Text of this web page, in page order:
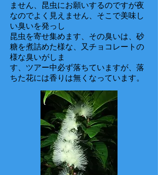
ません、昆虫にお願いするのですが夜
なのでよく見えません、そこで美味し
い臭いを発っし
昆虫を寄せ集めます、その臭いは、砂
糖を煮詰めた様な、又チョコレートの
様な臭いがしま
す、ツアー中必ず落ちていますが、落
ちた花には香りは無くなっています。